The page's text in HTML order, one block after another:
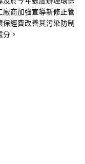
商加強宣導新修正管
經費改善其污染防制
。